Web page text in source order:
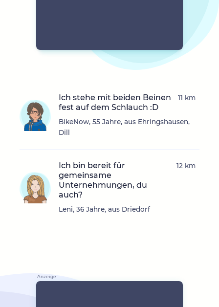
Ich stehe mit beiden Beinen
fest auf dem Schlauch :D
BikeNow, 55 Jahre, aus Ehringshausen,
Dill
11 km
Ich bin bereit für
gemeinsame
Unternehmungen, du
auch?
Leni, 36 Jahre, aus Driedorf
12 km